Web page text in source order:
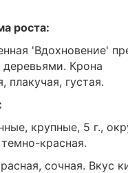
роста:
'Вдохновение'
Крона
плакучая, густая.
крупные, 5 г.,
красная.
сочная. Вкус